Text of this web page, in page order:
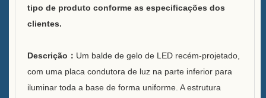
Caso
tipo de produto conforme as especificações dos
clientes.
Descrição ： Um balde de gelo de LED recém-projetado,
com uma placa condutora de luz na parte inferior para
iluminar toda a base de forma uniforme. A estrutura